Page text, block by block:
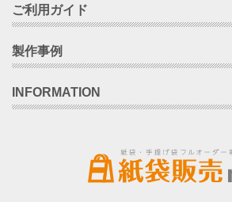
ご利用ガイド
製作事例
INFORMATION